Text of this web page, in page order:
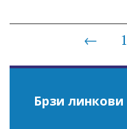
navigation
← 1
Брзи линкови